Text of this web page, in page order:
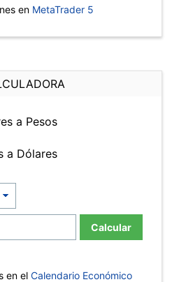
en MetaTrader 5
a Pesos
a Dólares
Calcular
en el Calendario Económico